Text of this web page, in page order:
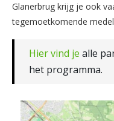
Glanerbrug krijg je ook
tegemoetkomende
Hier vind je alle
het programma.